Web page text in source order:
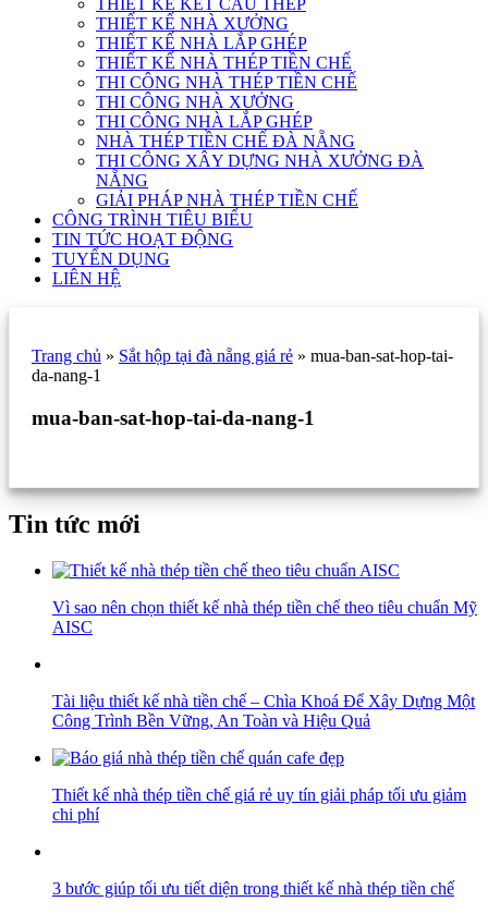
THIẾT KẾ KẾT CẤU THÉP
THIẾT KẾ NHÀ XƯỞNG
THIẾT KẾ NHÀ LẮP GHÉP
THIẾT KẾ NHÀ THÉP TIỀN CHẾ
THI CÔNG NHÀ THÉP TIỀN CHẾ
THI CÔNG NHÀ XƯỞNG
THI CÔNG NHÀ LẮP GHÉP
NHÀ THÉP TIỀN CHẾ ĐÀ NẴNG
THI CÔNG XÂY DỰNG NHÀ XƯỞNG ĐÀ
NẴNG
GIẢI PHÁP NHÀ THÉP TIỀN CHẾ
CÔNG TRÌNH TIÊU BIỂU
TIN TỨC HOẠT ĐỘNG
TUYỂN DỤNG
LIÊN HỆ
Trang chủ » Sắt hộp tại đà nẵng giá rẻ » mua-ban-sat-hop-tai-
da-nang-1
mua-ban-sat-hop-tai-da-nang-1
Tin tức mới
Vì sao nên chọn thiết kế nhà thép tiền chế theo tiêu chuẩn Mỹ
AISC
Tài liệu thiết kế nhà tiền chế – Chìa Khoá Để Xây Dựng Một
Công Trình Bền Vững, An Toàn và Hiệu Quả
Thiết kế nhà thép tiền chế giá rẻ uy tín giải pháp tối ưu giảm
chi phí
3 bước giúp tối ưu tiết diện trong thiết kế nhà thép tiền chế